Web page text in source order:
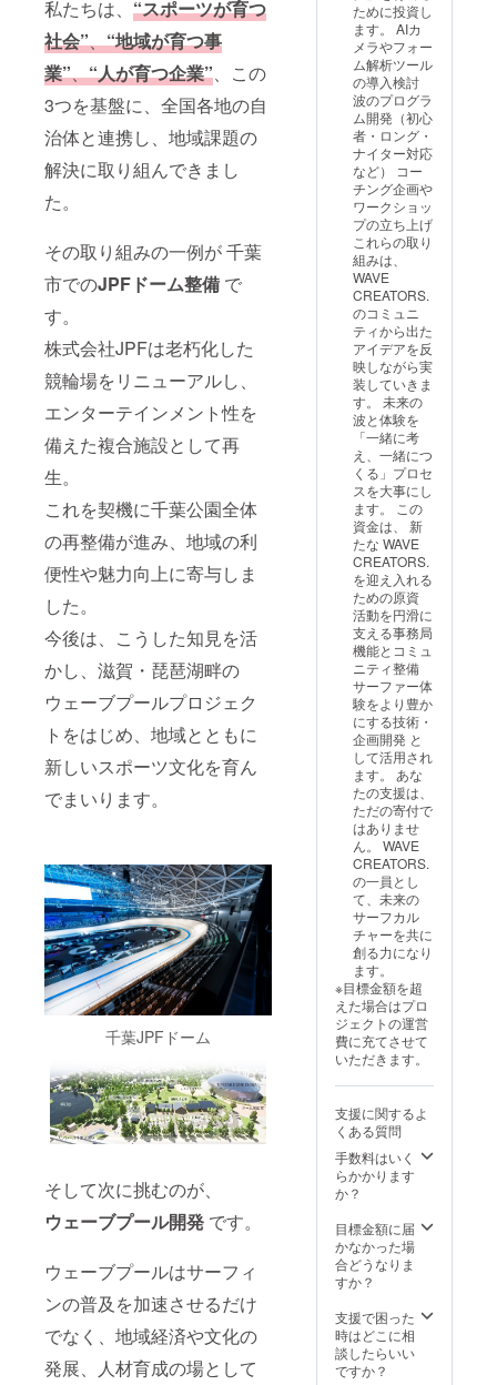
私たちは、 “スポーツが育つ
社会”、“地域が育つ事
業”、“人が育つ企業”、この
3つを基盤に、全国各地の自
治体と連携し、地域課題の
解決に取り組んできまし
た。
その取り組みの一例が 千葉
市でのJPFドーム整備 で
す。
株式会社JPFは老朽化した
競輪場をリニューアルし、
エンターテインメント性を
備えた複合施設として再
生。
これを契機に千葉公園全体
の再整備が進み、地域の利
便性や魅力向上に寄与しま
した。
今後は、こうした知見を活
かし、滋賀・琵琶湖畔の
ウェーブプールプロジェク
トをはじめ、地域とともに
新しいスポーツ文化を育ん
でまいります。
千葉JPFドーム
そして次に挑むのが、
ウェーブプール開発 です。
ウェーブプールはサーフィ
ンの普及を加速させるだけ
でなく、地域経済や文化の
発展、人材育成の場として
円コー
スの
方：最
低4時間
分の体
験セッ
ション
特典を
自動付
与
※30,000
円コー
スの
方：追
加リ
ターン
分の体
験セッ
ション
特典を
自動付
与 ・本
リター
ンを新
たに支
援され
た場合
でも、
既存支
援特典
は重複
付与さ
れませ
ん。 ・
イベン
ト実施
時期は
プレ
オープ
ン期間
内（詳
細は
メール
にてご
案
内）。
・天
候、設
備メン
テナン
ス、安
全管理
上の理
由によ
り、日
程・実
施内容
が変更
となる
場合が
ありま
す。 ・
10名以
上のグ
ループ
でお申
時間の
貸切利
用も可
安全確
保のた
め、当
日はラ
すが、
合計で
最低10
時間分
のライ
ディン
グ枠を
保証し
ます。
・本リ
ターン
を新た
に支援
された
場合で
も、既
存支援
特典は
重複付
与され
ませ
ん。 ・
イベン
ト実施
時期は
プレ
オープ
ン期間
内（詳
細は
メール
にてご
案
内）。
・天
候、設
備メン
テナン
ス、安
全管理
上の理
由によ
り、日
程・実
施内容
が変更
となる
場合が
ありま
す。 ・
10名以
上のグ
ループ
でお申
場合、1
時間の
貸切利
用も可
能で
す。 ・
保のた
め、当
日はラ
イフ
ガード
に従っ
てご参
加くだ
さい。
故・怪
我等に
備え
て、主
ために投資し
ます。 AIカ
メラやフォー
ム解析ツール
の導入検討
波のプログラ
ム開発（初心
者・ロング・
ナイター対応
など） コー
チング企画や
ワークショッ
プの立ち上げ
これらの取り
組みは、
WAVE
CREATORS.
のコミュニ
ティから出た
アイデアを反
映しながら実
装していきま
す。 未来の
波と体験を
「一緒に考
え、一緒につ
くる」プロセ
スを大事にし
ます。 この
資金は、 新
たな WAVE
CREATORS.
を迎え入れる
ための原資
活動を円滑に
支える事務局
機能とコミュ
ニティ整備
サーファー体
験をより豊か
にする技術・
企画開発 と
して活用され
ます。 あな
たの支援は、
ただの寄付で
はありませ
ん。 WAVE
CREATORS.
の一員とし
て、未来の
サーフカル
チャーを共に
創る力になり
ます。
※目標金額を超
えた場合はプロ
ジェクトの運営
費に充てさせて
いただきます。
支援に関するよ
くある質問
手数料はいく
らかかります
か？
目標金額に届
かなかった場
合どうなりま
すか？
支援で困った
時はどこに相
談したらいい
ですか？